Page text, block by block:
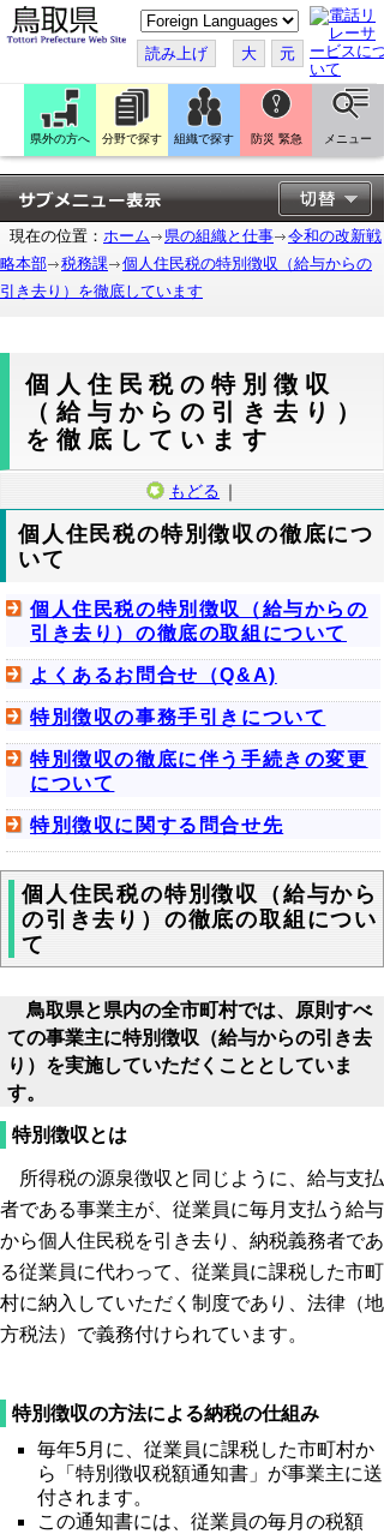
こ
の
ペ
ー
ジ
翻
訳
す
る
読み上げ 大 元
県外の方へ 分野で探す 組織で探す 防災 緊急 メニュー
現在の位置： ホーム 県の組織と仕事
令和の改新戦
略本部
税務課
個人住民税の特別徴収（給与からの
引き去り）を徹底しています
個人住民税の特別徴収
（給与からの引き去り）
を徹底しています
もどる ｜
個人住民税の特別徴収の徹底につ
いて
個人住民税の特別徴収（給与からの
引き去り）の徹底の取組について
よくあるお問合せ（Q&A)
特別徴収の事務手引きについて
特別徴収の徹底に伴う手続きの変更
について
特別徴収に関する問合せ先
個人住民税の特別徴収（給与から
の引き去り）の徹底の取組につい
て
鳥取県と県内の全市町村では、原則すべ
ての事業主に特別徴収（給与からの引き去
り）を実施していただくこととしていま
す。
特別徴収とは
所得税の源泉徴収と同じように、給与支払
者である事業主が、従業員に毎月支払う給与
から個人住民税を引き去り、納税義務者であ
る従業員に代わって、従業員に課税した市町
村に納入していただく制度であり、法律（地
方税法）で義務付けられています。
特別徴収の方法による納税の仕組み
毎年5月に、従業員に課税した市町村か
ら「特別徴収税額通知書」が事業主に送
付されます。
この通知書には、従業員の毎月の税額